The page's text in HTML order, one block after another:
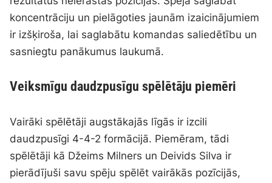
koncentrāciju un pielāgoties jaunām izaicinājumiem
ir izšķiroša, lai saglabātu komandas saliedētību un
sasniegtu panākumus laukumā.
Veiksmīgu daudzpusīgu spēlētāju piemēri
Vairāki spēlētāji augstākajās līgās ir izcili
daudzpusīgi 4-4-2 formācijā. Piemēram, tādi
spēlētāji kā Džeims Milners un Deivids Silva ir
pierādījuši savu spēju spēlēt vairākās pozīcijās,